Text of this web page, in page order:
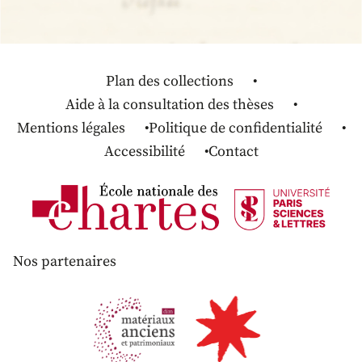
Plan des collections
Aide à la consultation des thèses
Mentions légales
Politique de confidentialité
Accessibilité
Contact
Nos partenaires